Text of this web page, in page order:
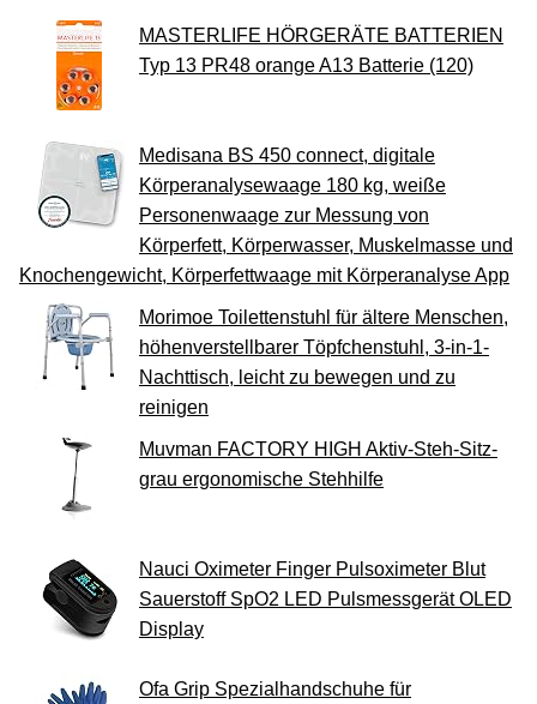
MASTERLIFE HÖRGERÄTE BATTERIEN
Typ 13 PR48 orange A13 Batterie (120)
Medisana BS 450 connect, digitale
Körperanalysewaage 180 kg, weiße
Personenwaage zur Messung von
Körperfett, Körperwasser, Muskelmasse und
Knochengewicht, Körperfettwaage mit Körperanalyse App
Morimoe Toilettenstuhl für ältere Menschen,
höhenverstellbarer Töpfchenstuhl, 3-in-1-
Nachttisch, leicht zu bewegen und zu
reinigen
Muvman FACTORY HIGH Aktiv-Steh-Sitz-
grau ergonomische Stehhilfe
Nauci Oximeter Finger Pulsoximeter Blut
Sauerstoff SpO2 LED Pulsmessgerät OLED
Display
Ofa Grip Spezialhandschuhe für